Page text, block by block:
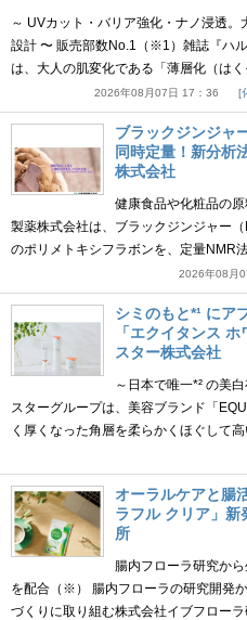
～ UVカット・バリア強化・ナノ浸透
設計 〜 販売部数No.1（※1）雑誌『ハ
は、大人の肌変化である「薄層化（は
2026年08月07日 17：36
ブラックジンジャ
同時定量！新分析
株式会社
健康食品や化粧品の
製薬株式会社は、ブラックジンジャー
のポリメトキシフラボンを、定量
2026年08月
シミのもと*¹ にア
「エクイタンス
スター株式会社
～日本で唯一*² の美
スターグループは、美容ブランド「
く厚くなった角層を柔らかくほぐして
オーラルケアと腸
ラフル クリア」新
所
腸内フローラ研究か
を配合（※） 腸内フローラの研究開発
づくりに取り組む株式会社イブフロー